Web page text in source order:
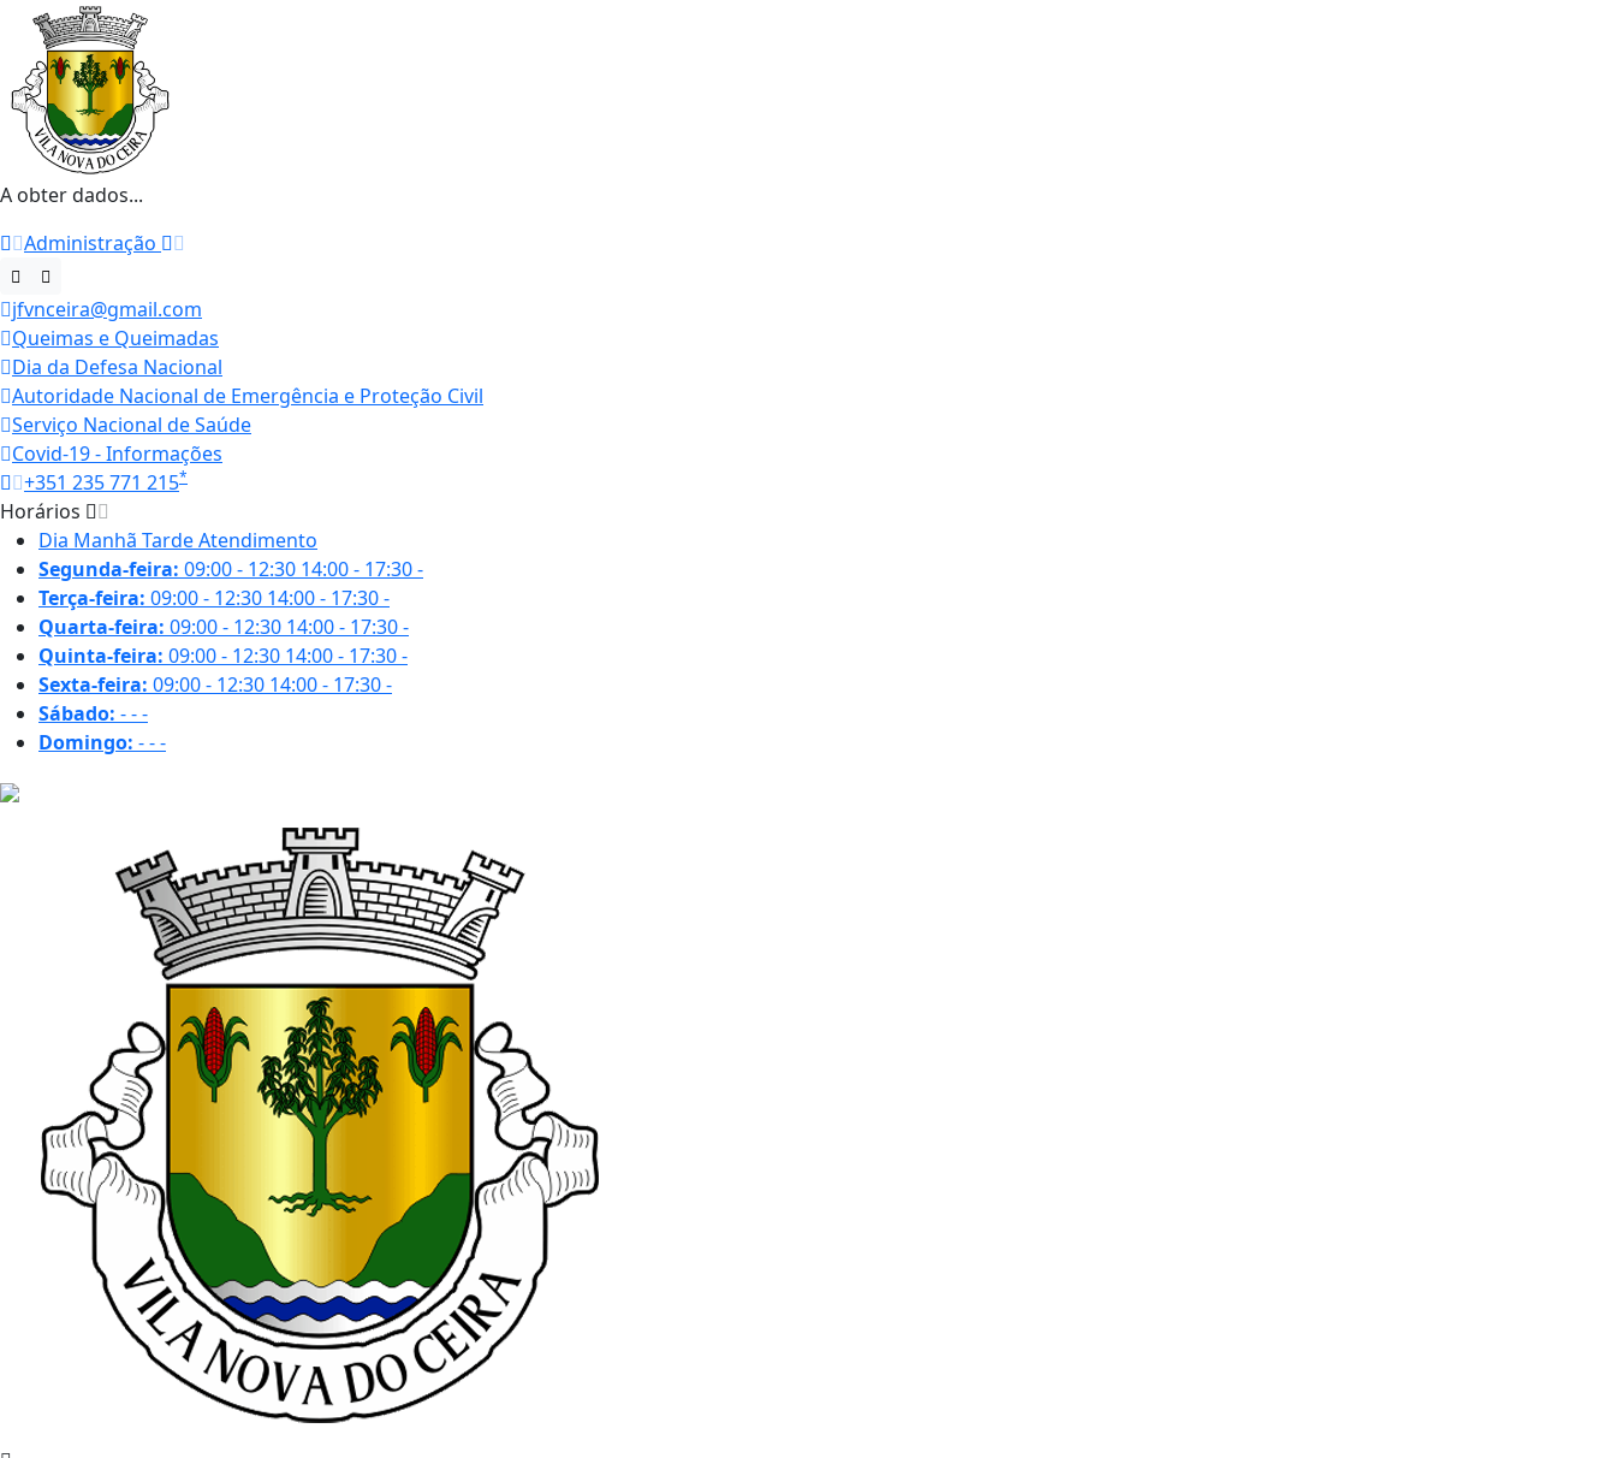
A obter dados...
Administração
jfvnceira@gmail.com
Queimas e Queimadas
Dia da Defesa Nacional
Autoridade Nacional de Emergência e Proteção Civil
Serviço Nacional de Saúde
Covid-19 - Informações
+351 235 771 215*
Horários
Dia Manhã TardeAtendimento
Segunda-feira: 09:00 - 12:30 14:00 - 17:30-
Terça-feira: 09:00 - 12:30 14:00 - 17:30-
Quarta-feira: 09:00 - 12:30 14:00 - 17:30-
Quinta-feira: 09:00 - 12:30 14:00 - 17:30-
Sexta-feira: 09:00 - 12:30 14:00 - 17:30-
Sábado: ---
Domingo: ---